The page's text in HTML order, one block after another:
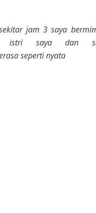
jam 3 saya
saya dan
seperti nyata